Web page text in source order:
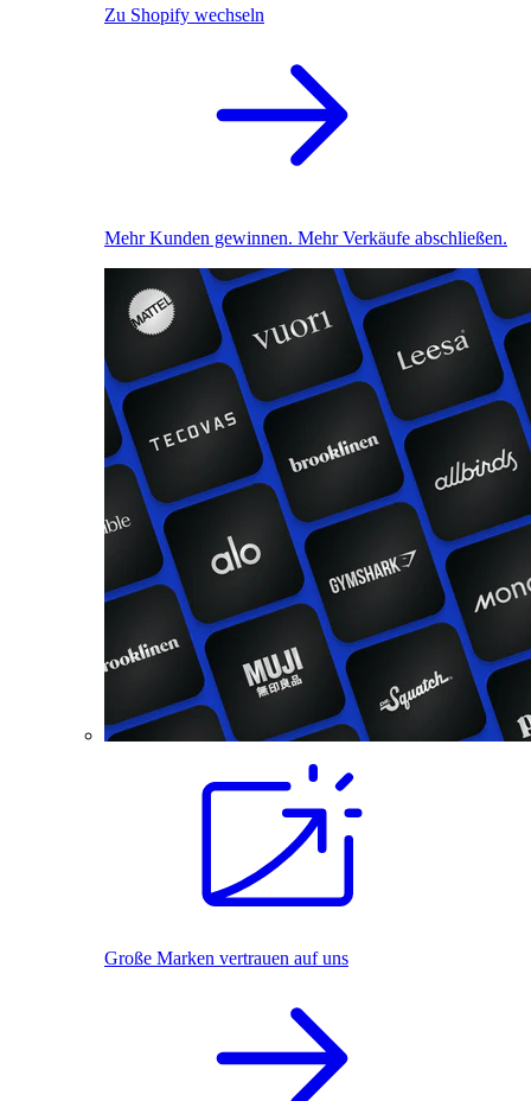
Zu Shopify wechseln
Mehr Kunden gewinnen. Mehr Verkäufe abschließen.
Große Marken vertrauen auf uns